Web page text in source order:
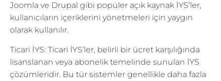
Joomla ve Drupal gibi popüler açık kaynak İYS’ler,
kullanıcıların içeriklerini yönetmeleri için yaygın
olarak kullanılır.
Ticari İYS: Ticari İYS’ler, belirli bir ücret karşılığında
lisanslanan veya abonelik temelinde sunulan İYS
çözümleridir. Bu tür sistemler genellikle daha fazla